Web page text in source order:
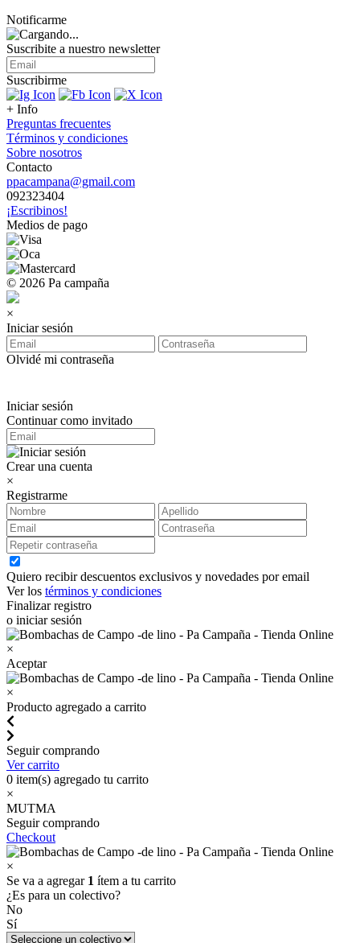
Notificarme
Suscribite a nuestro newsletter
Suscribirme
+ Info
Preguntas frecuentes
Términos y condiciones
Sobre nosotros
Contacto
ppacampana@gmail.com
092323404
¡Escribinos!
Medios de pago
© 2026 Pa campaña
×
Iniciar sesión
Olvidé mi contraseña
Iniciar sesión
Continuar como invitado
Crear una cuenta
×
Registrarme
Quiero recibir descuentos exclusivos y novedades por email
Ver los términos y condiciones
Finalizar registro
o iniciar sesión
×
Aceptar
×
Producto agregado a carrito
Seguir comprando
Ver carrito
0 item(s) agregado tu carrito
×
MUTMA
Seguir comprando
Checkout
×
Se va a agregar 1 ítem a tu carrito
¿Es para un colectivo?
No
Sí